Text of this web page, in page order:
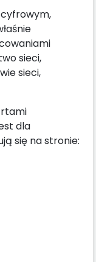
sieci,
sieci,
dla
się na stronie: